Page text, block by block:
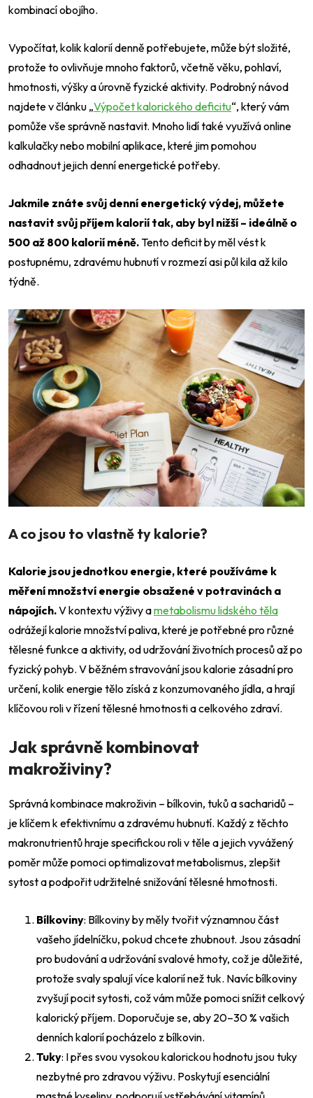
kombinací obojího.
Vypočítat, kolik kalorií denně potřebujete, může být složité,
protože to ovlivňuje mnoho faktorů, včetně věku, pohlaví,
hmotnosti, výšky a úrovně fyzické aktivity. Podrobný návod
najdete v článku „Výpočet kalorického deficitu“, který vám
pomůže vše správně nastavit. Mnoho lidí také využívá online
kalkulačky nebo mobilní aplikace, které jim pomohou
odhadnout jejich denní energetické potřeby.
Jakmile znáte svůj denní energetický výdej, můžete
nastavit svůj příjem kalorií tak, aby byl nižší – ideálně o
500 až 800 kalorií méně.Tento deficit by měl vést k
postupnému, zdravému hubnutí v rozmezí asi půl kila až kilo
týdně.
A co jsou to vlastně ty kalorie?
Kalorie jsou jednotkou energie, které používáme k
měření množství energie obsažené v potravinách a
nápojích.V kontextu výživy ametabolismu lidského těla
odrážejí kalorie množství paliva, které je potřebné pro různé
tělesné funkce a aktivity, od udržování životních procesů až po
fyzický pohyb. V běžném stravování jsou kalorie zásadní pro
určení, kolik energie tělo získá z konzumovaného jídla, a hrají
klíčovou roli v řízení tělesné hmotnosti a celkového zdraví.
Jak správně kombinovat
makroživiny?
Správná kombinace makroživin – bílkovin, tuků a sacharidů –
je klíčem k efektivnímu a zdravému hubnutí. Každý z těchto
makronutrientů hraje specifickou roli v těle a jejich vyvážený
poměr může pomoci optimalizovat metabolismus, zlepšit
sytost a podpořit udržitelné snižování tělesné hmotnosti.
Bílkoviny: Bílkoviny by měly tvořit významnou část
vašeho jídelníčku, pokud chcete zhubnout. Jsou zásadní
pro budování a udržování svalové hmoty, což je důležité,
protože svaly spalují více kalorií než tuk. Navíc bílkoviny
zvyšují pocit sytosti, což vám může pomoci snížit celkový
kalorický příjem. Doporučuje se, aby 20–30 % vašich
denních kalorií pocházelo z bílkovin.
Tuky: I přes svou vysokou kalorickou hodnotu jsou tuky
nezbytné pro zdravou výživu. Poskytují esenciální